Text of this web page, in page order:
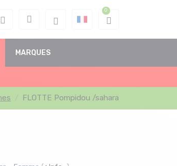
MARQUES
FLOTTE Pompidou /sahara